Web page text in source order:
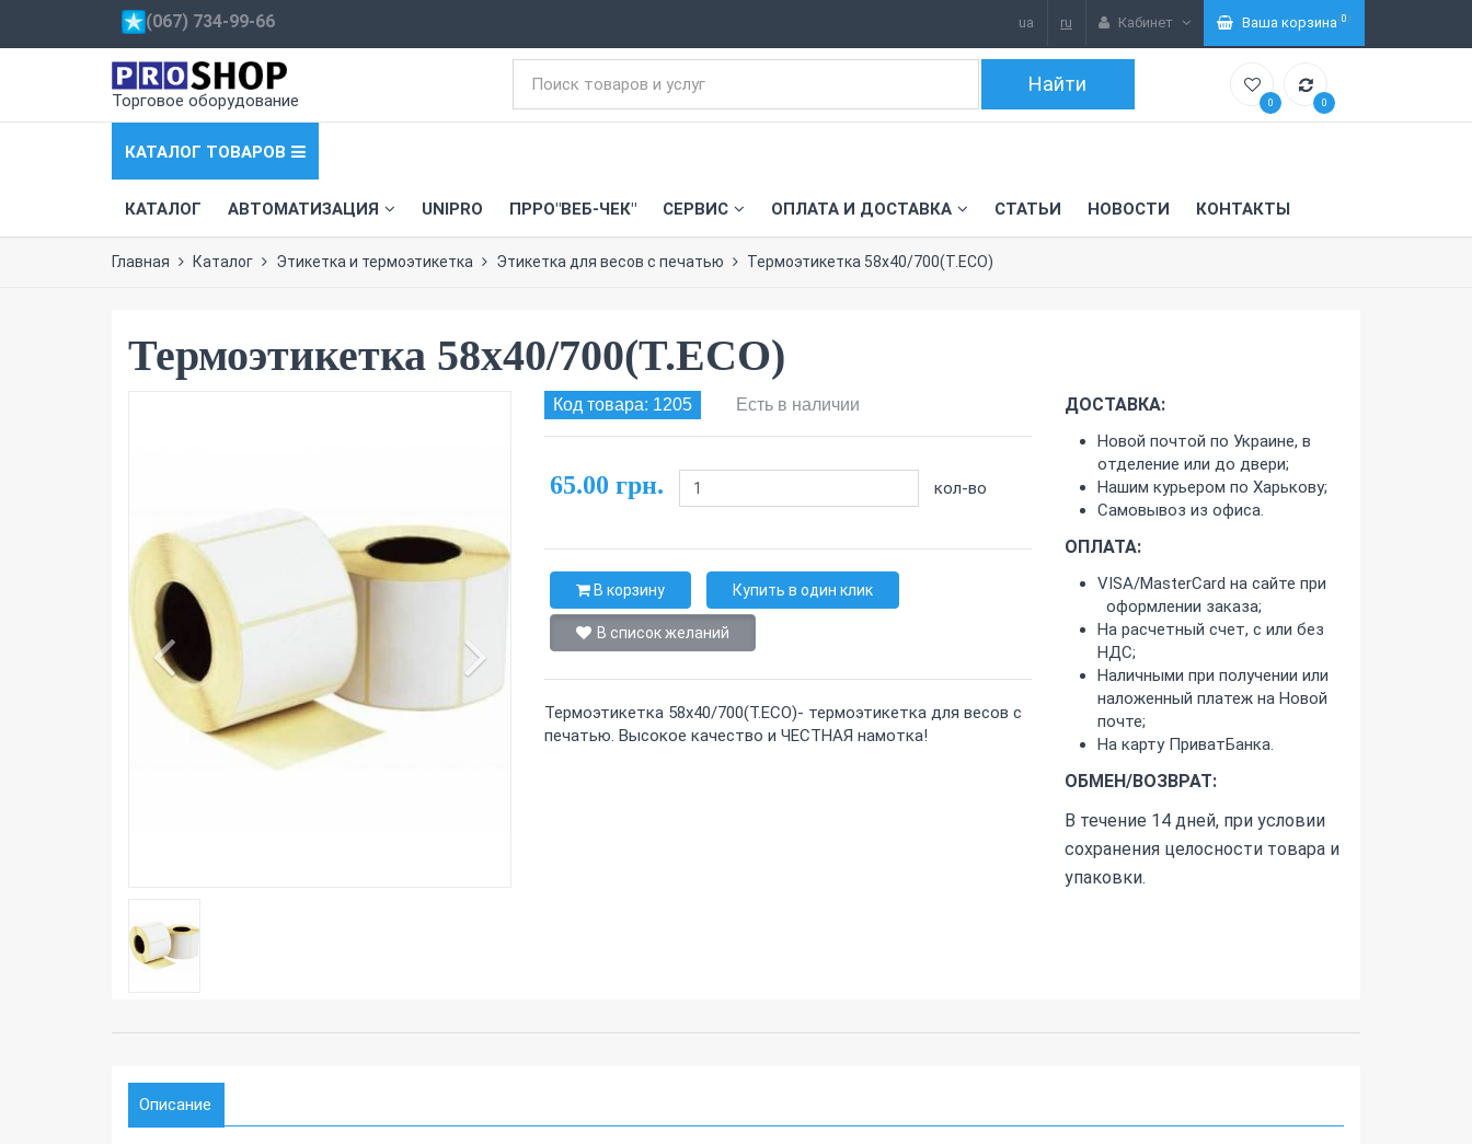
Торговое оборудование 0 0
КАТАЛОГ ТОВАРОВ
КАТАЛОГ АВТОМАТИЗАЦИЯ UNIPRO ПРРО"ВЕБ-ЧЕК" СЕРВИС ОПЛАТА И ДОСТАВКА СТАТЬИ НОВОСТИ КОНТАКТЫ
(067) 734-99-66 ua ru Кабинет Ваша корзина(0)
Главная Каталог Этикетка и термоэтикетка Этикетка для весов с печатью Термоэтикетка 58х40/700(T.ECO)
Термоэтикетка 58х40/700(T.ECO)
Код товара: 1205 Есть в наличии
65.00 грн. кол-во
В корзину Купить в один клик
В список желаний
Термоэтикетка 58х40/700(T.ECO)- термоэтикетка для весов с
печатью. Высокое качество и ЧЕСТНАЯ намотка!
ДОСТАВКА:
Новой почтой по Украине, в
отделение или до двери;
Нашим курьером по Харькову;
Самовывоз из офиса.
ОПЛАТА:
VISA/MasterCard на сайте при
оформлении заказа;
На расчетный счет, с или без
НДС;
Наличными при получении или
наложенный платеж на Новой
почте;
На карту ПриватБанка.
ОБМЕН/ВОЗВРАТ:
В течение 14 дней, при условии
сохранения целосности товара и
упаковки.
Описание